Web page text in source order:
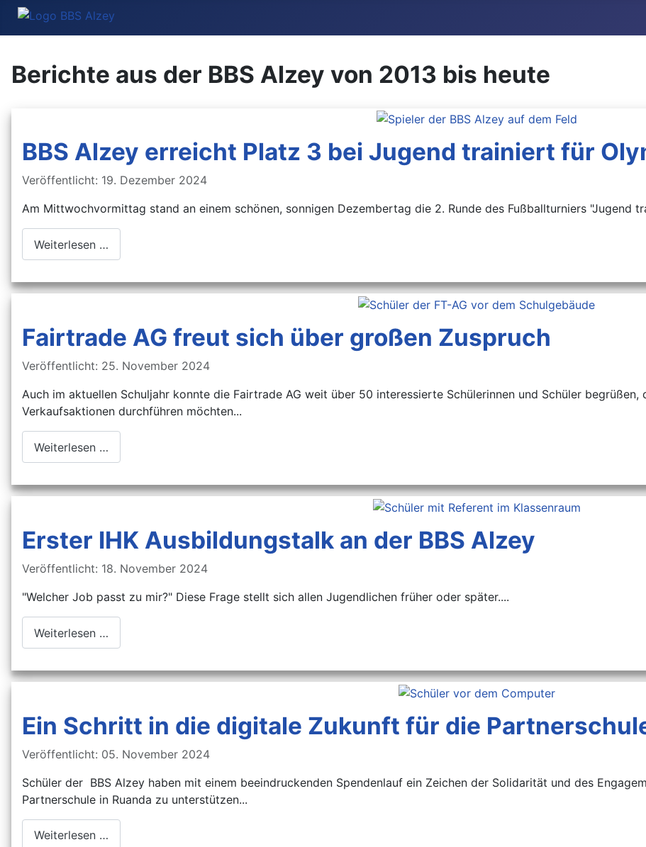
Berichte aus der BBS Alzey von 2013 bis heute
BBS Alzey erreicht Platz 3 bei Jugend trainiert für
Details
Veröffentlicht: 19. Dezember 2024
Am Mittwochvormittag stand an einem schönen, sonnigen Dezembertag die 2. Runde des Fußballturniers "Jugend
Weiterlesen …
Fairtrade AG freut sich über großen Zuspruch
Details
Veröffentlicht: 25. November 2024
Auch im aktuellen Schuljahr konnte die Fairtrade AG weit über 50 interessierte Schülerinnen und Schüler
Verkaufsaktionen durchführen möchten...
Weiterlesen …
Erster IHK Ausbildungstalk an der BBS Alzey
Details
Veröffentlicht: 18. November 2024
"Welcher Job passt zu mir?" Diese Frage stellt sich allen Jugendlichen früher oder später....
Weiterlesen …
Ein Schritt in die digitale Zukunft für die
Details
Veröffentlicht: 05. November 2024
Schüler der BBS Alzey haben mit einem beeindruckenden Spendenlauf ein Zeichen der Solidarität und des
Partnerschule in Ruanda zu unterstützen...
Weiterlesen …